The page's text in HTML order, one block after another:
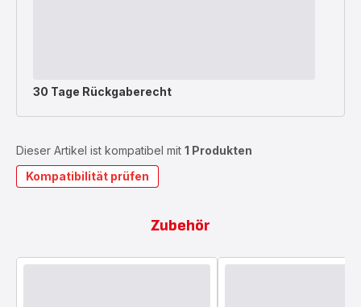
30 Tage Rückgaberecht
Dieser Artikel ist kompatibel mit 1 Produkten
Kompatibilität prüfen
Zubehör